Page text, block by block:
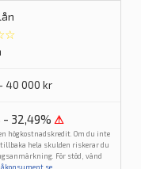
40 000 kr
- 32,49% ⚠
högkostnadskredit. Om du inte
hela skulden riskerar du
För stöd, vänd